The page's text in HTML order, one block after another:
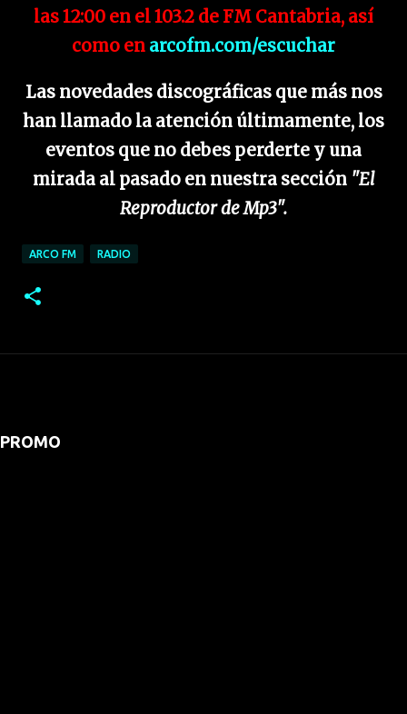
las 12:00 en el 103.2 de FM Cantabria, así
como en arcofm.com/escuchar
Las novedades discográficas que más nos
han llamado la atención últimamente, los
eventos que no debes perderte y una
mirada al pasado en nuestra sección "El
Reproductor de Mp3".
ARCO FM RADIO
PROMO